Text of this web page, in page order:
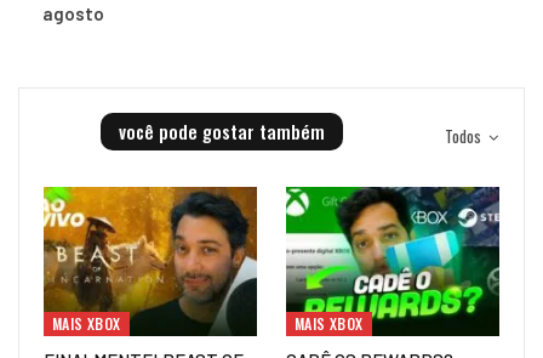
agosto
Todos
você pode gostar também
MAIS XBOX MAIS XBOX